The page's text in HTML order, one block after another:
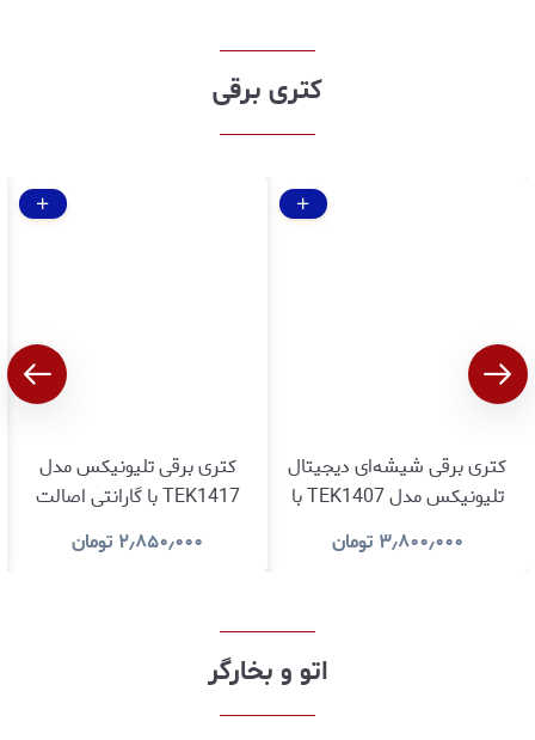
کتری برقی
کتری برقی شیشه‌ای دیجیتال
تلیونیکس مدل TEK1407 با
گارانتی اصالت وسلامت کالا
۳٫۸۰۰٫۰۰۰ تومان
کتری برقی تلیونیکس مدل
TEK1417 با گارانتی اصالت
وسلامت کالا
۲٫۸۵۰٫۰۰۰ تومان
اتو و بخارگر